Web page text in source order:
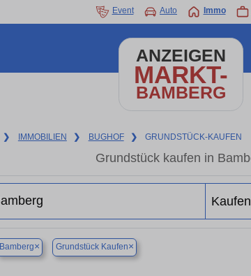
Event Auto Immo
ANZEIGEN
MARKT-
BAMBERG
❯ IMMOBILIEN ❯ BUGHOF ❯ GRUNDSTÜCK-KAUFEN
Grundstück kaufen in
Bamberg× Grundstück Kaufen×